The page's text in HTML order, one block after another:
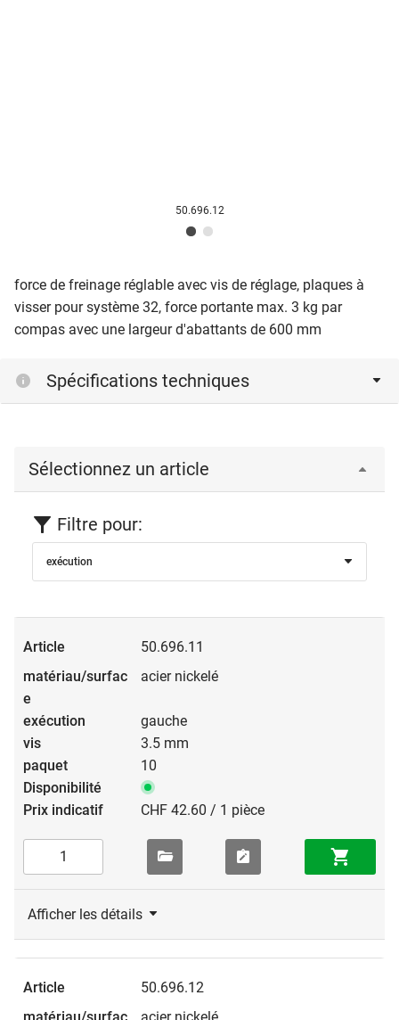
50.696.12
force de freinage réglable avec vis de réglage, plaques à
visser pour système 32, force portante max. 3 kg par
compas avec une largeur d'abattants de 600 mm
Spécifications techniques
Sélectionnez un article
Filtre pour:
exécution
50.696.11
acier nickelé
gauche
3.5 mm
10
CHF 42.60 / 1 pièce
Afficher les détails
50.696.12
acier nickelé